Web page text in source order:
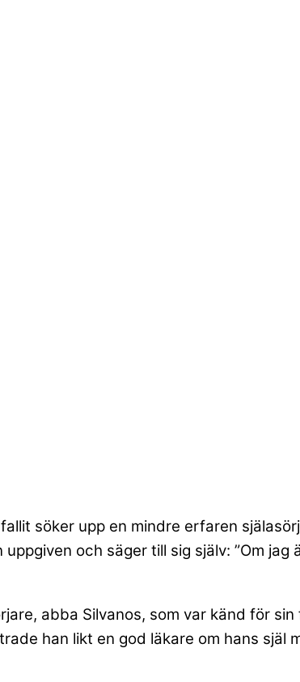
söker upp en mindre erfaren
och säger till sig själv: ”Om jag
abba Silvanos, som var känd för
han likt en god läkare om hans själ